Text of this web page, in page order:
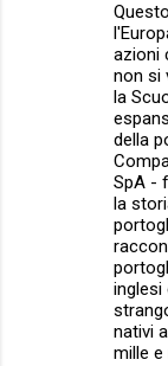
azioni
non si
la
della
SpA -
la
inglesi
nativi
mille